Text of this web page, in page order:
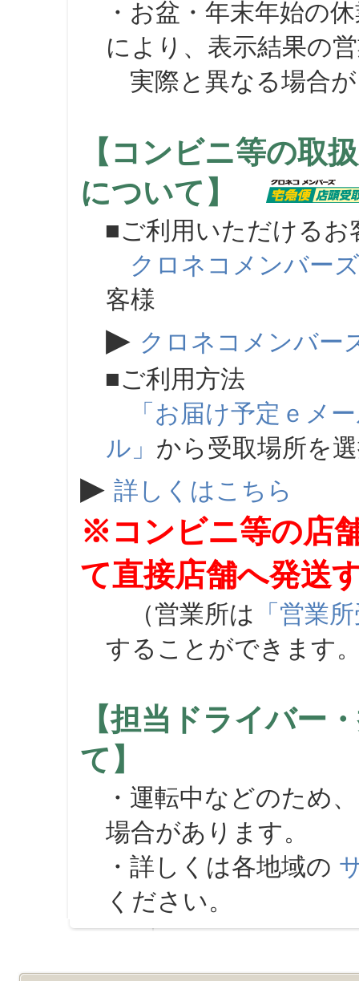
・お盆・年末年始の
により、表示結果の
実際と異なる場合が
【コンビニ等の取
について】
■ご利用いただけるお
クロネコメンバーズ
客様
▶ クロネコメンバー
■ご利用方法
「お届け予定ｅメ
ル」 から受取場所を
▶ 詳しくはこちら
※コンビニ等の店
て直接店舗へ発送
（営業所は 「営業
することができます
【担当ドライバー
て】
・運転中などのため
場合があります。
・詳しくは各地域の
ください。